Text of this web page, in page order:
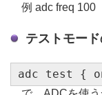
例 adc freq 100
テストモー
adc test {